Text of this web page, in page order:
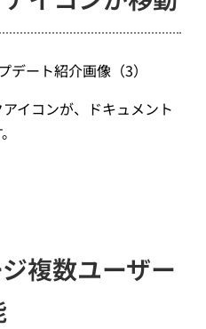
イコンが、ドキュメント
複数ユーザー